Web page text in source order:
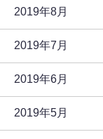
2019年8月
2019年7月
2019年6月
2019年5月